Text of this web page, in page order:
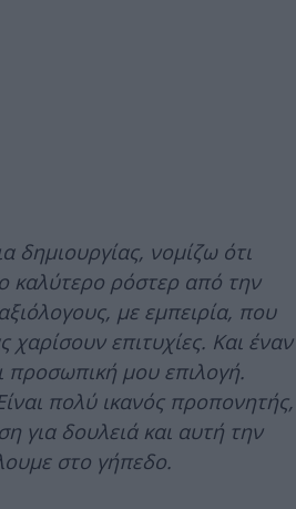
δημιουργίας, νομίζω ότι
καλύτερο ρόστερ από την
με εμπειρία, που
χαρίσουν επιτυχίες. Και έναν
προσωπική μου επιλογή.
πολύ ικανός προπονητής,
για δουλειά και αυτή την
στο γήπεδο.